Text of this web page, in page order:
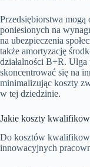
Przedsiębiorstwa
poniesionych na
na ubezpieczenia
także amortyzację
działalności B+R.
skoncentrować się na
minimalizując koszty
w tej dziedzinie.
Jakie koszty
Do kosztów
innowacyjnych